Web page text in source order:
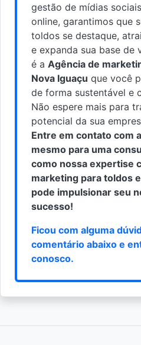
gestão de mídias
online, garantimos que
toldos se destaque,
e expanda sua base de
é a Agência de
Nova Iguaçu que você
de forma sustentável e
Não espere mais para
potencial da sua
Entre em contato com
mesmo para uma
como nossa expertise
marketing para toldos
pode impulsionar seu
sucesso!
Ficou com alguma
comentário abaixo e
conosco.